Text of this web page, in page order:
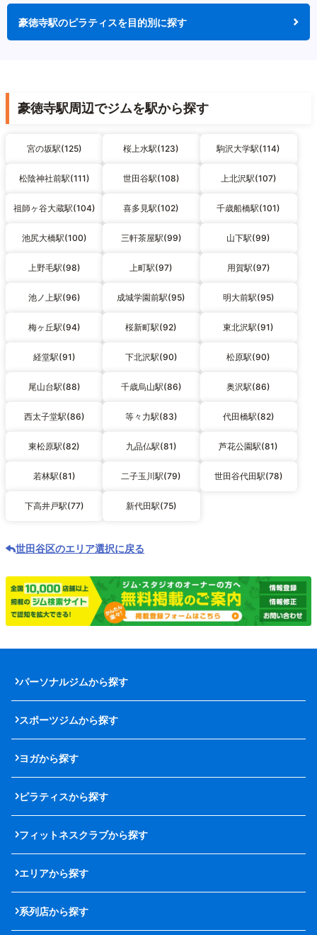
豪徳寺駅のピラティスを目的別に探す
豪徳寺駅周辺でジムを駅から探す
宮の坂駅(125) 桜上水駅(123) 駒沢大学駅(114)
松陰神社前駅(111) 世田谷駅(108) 上北沢駅(107)
祖師ヶ谷大蔵駅(104) 喜多見駅(102) 千歳船橋駅(101)
池尻大橋駅(100) 三軒茶屋駅(99) 山下駅(99)
上野毛駅(98) 上町駅(97) 用賀駅(97)
池ノ上駅(96) 成城学園前駅(95) 明大前駅(95)
梅ヶ丘駅(94) 桜新町駅(92) 東北沢駅(91)
経堂駅(91) 下北沢駅(90) 松原駅(90)
尾山台駅(88) 千歳烏山駅(86) 奥沢駅(86)
西太子堂駅(86) 等々力駅(83) 代田橋駅(82)
東松原駅(82) 九品仏駅(81) 芦花公園駅(81)
若林駅(81) 二子玉川駅(79) 世田谷代田駅(78)
下高井戸駅(77) 新代田駅(75)
世田谷区のエリア選択に戻る
パーソナルジムから探す
スポーツジムから探す
ヨガから探す
ピラティスから探す
フィットネスクラブから探す
エリアから探す
系列店から探す